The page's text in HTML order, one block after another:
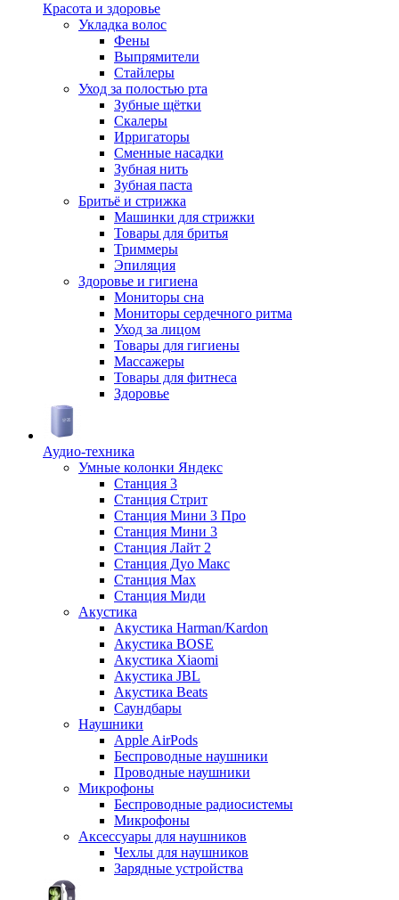
Красота и здоровье
Укладка волос
Фены
Выпрямители
Стайлеры
Уход за полостью рта
Зубные щётки
Скалеры
Ирригаторы
Сменные насадки
Зубная нить
Зубная паста
Бритьё и стрижка
Машинки для стрижки
Товары для бритья
Триммеры
Эпиляция
Здоровье и гигиена
Мониторы сна
Мониторы сердечного ритма
Уход за лицом
Товары для гигиены
Массажеры
Товары для фитнеса
Здоровье
Аудио-техника
Умные колонки Яндекс
Станция 3
Станция Стрит
Станция Мини 3 Про
Станция Мини 3
Станция Лайт 2
Станция Дуо Макс
Станция Max
Станция Миди
Акустика
Акустика Harman/Kardon
Акустика BOSE
Акустика Xiaomi
Акустика JBL
Акустика Beats
Саундбары
Наушники
Apple AirPods
Беспроводные наушники
Проводные наушники
Микрофоны
Беспроводные радиосистемы
Микрофоны
Аксессуары для наушников
Чехлы для наушников
Зарядные устройства